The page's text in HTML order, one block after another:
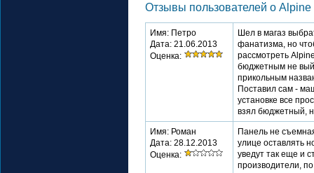
Отзывы пользователей о
Имя: Петро
Дата: 21.06.2013
Оценка:
Шел в магаз
фанатизма, но
рассмотреть
бюджетным не
прикольным
Поставил сам -
установке все
взял бюджетный,
Имя: Роман
Дата: 28.12.2013
Оценка:
Панель не
улице оставлять
уведут так еще и
производители,